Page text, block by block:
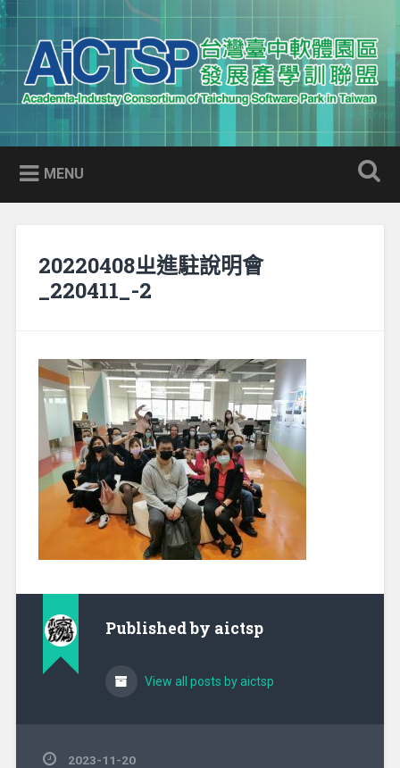
Skip
to
content
Search
AICTSP 台灣臺中軟體園區發展
產學訓聯盟
Academia-Industry Consortium of Taichung Software Park
in Taiwan
MENU
20220408ㄓ進駐說明會
_220411_-2
Published by aictsp
View all posts by aictsp
2023-11-20